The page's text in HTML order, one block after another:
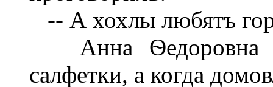
-- А хохлы любятъ
Анна Ѳедоровна
салфетки, а когда